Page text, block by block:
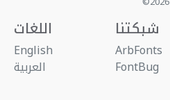
اللغات
English
العربية
شبكتنا
ArbFonts
FontBug